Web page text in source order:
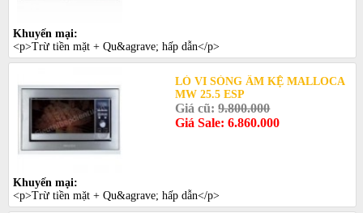
Khuyến mại:
<p>Trừ tiền mặt + Qu&agrave; hấp dẫn</p>
LÒ VI SÓNG ÂM KỆ MALLOCA
MW 25.5 ESP
Giá cũ:9.800.000
Giá Sale: 6.860.000
Khuyến mại:
<p>Trừ tiền mặt + Qu&agrave; hấp dẫn</p>